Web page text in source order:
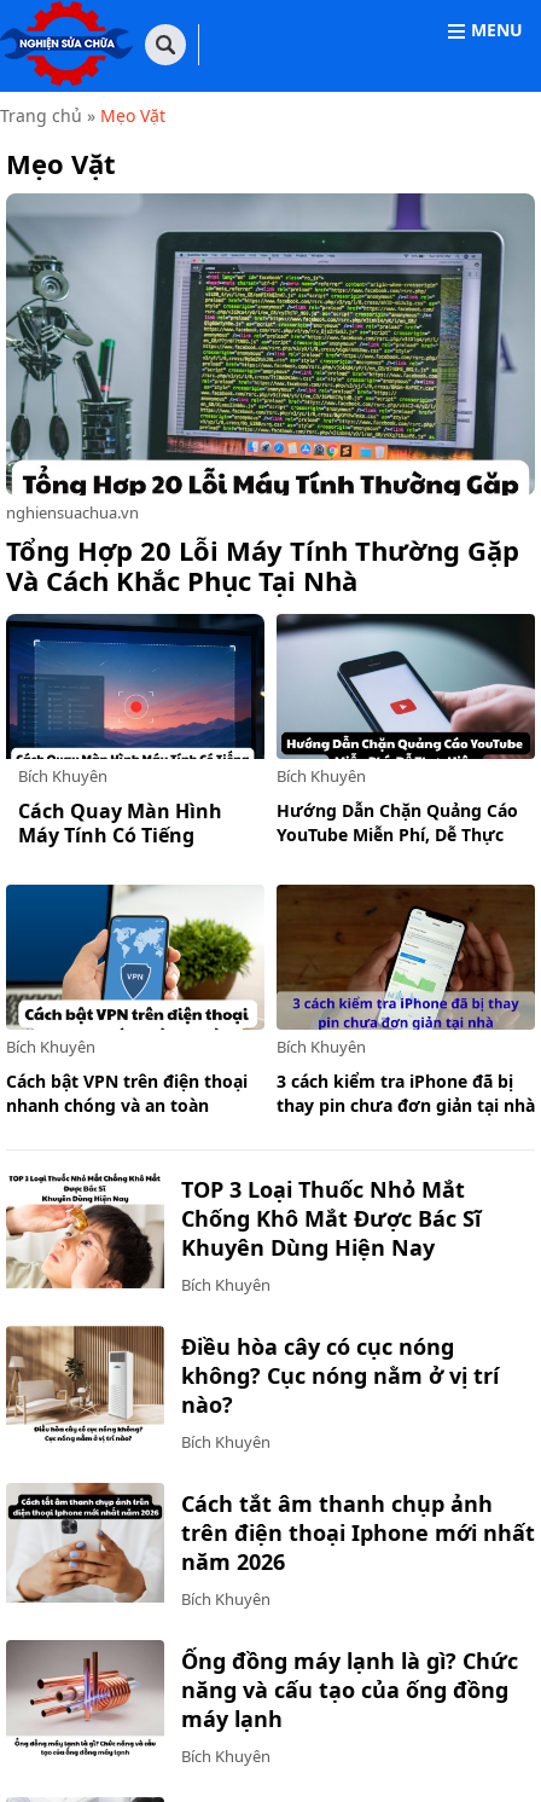
MENU
TRANG
BỊ
THIẾT
BỊ
GIA
DỤNG
THIẾT
BỊ
CÔNG
NGHIỆP
NHÀ
CỬA
&
SỐNG
REVIEWS
MẸO
VẶT
LIÊN
HỆ
Trang chủ » Mẹo Vặt
Mẹo Vặt
nghiensuachua.vn
Tổng Hợp 20 Lỗi Máy Tính Thường Gặp
Và Cách Khắc Phục Tại Nhà
Bích Khuyên
Cách Quay Màn Hình
Máy Tính Có Tiếng
Mềm
Bích Khuyên
Hướng Dẫn Chặn Quảng Cáo
YouTube Miễn Phí, Dễ Thực
Bích Khuyên
Cách bật VPN trên điện thoại
nhanh chóng và an toàn
Bích Khuyên
3 cách kiểm tra iPhone đã bị
thay pin chưa đơn giản tại nhà
TOP 3 Loại Thuốc Nhỏ Mắt
Chống Khô Mắt Được Bác Sĩ
Khuyên Dùng Hiện Nay
Bích Khuyên
Điều hòa cây có cục nóng
không? Cục nóng nằm ở vị trí
nào?
Bích Khuyên
Cách tắt âm thanh chụp ảnh
trên điện thoại Iphone mới nhất
năm 2026
Bích Khuyên
Ống đồng máy lạnh là gì? Chức
năng và cấu tạo của ống đồng
máy lạnh
Bích Khuyên